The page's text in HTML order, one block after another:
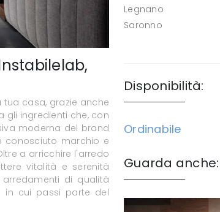
casa, grazie anche
gli ingredienti che, con
moderna del brand
conosciuto marchio e
a arricchire l'arredo
vitalità e serenità
di qualità
in cui passi parte del
Legnano
Saronno
Disponibilità:
Ordinabile
Guarda anche: